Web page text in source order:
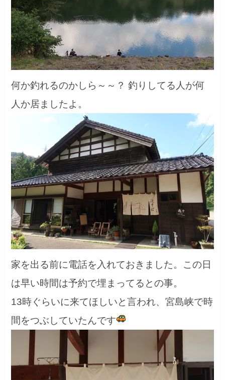
何か釣れるのかしら～～？ 釣りしてる人が何
人か居ましたよ。
家を出る前に電話を入れておきました。この日
は早い時間は予約で埋まってるとの事。
13時ぐらいに来てほしいと言われ、宮島峡で時
間をつぶしていたんです